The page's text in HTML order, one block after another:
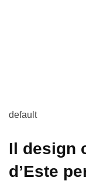
default
Il design
d’Este